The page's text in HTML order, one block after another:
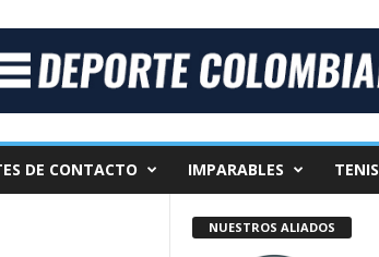
DE CONTACTO IMPARABLES TENIS
NUESTROS ALIADOS